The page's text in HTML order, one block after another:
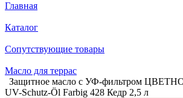
Главная
Каталог
Сопутствующие товары
Масло для террас
Защитное масло с УФ-фильтром
UV-Schutz-Öl Farbig 428 Кедр 2,5 л